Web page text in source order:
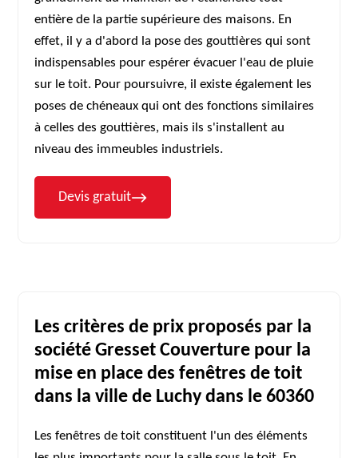
entière de la partie supérieure des maisons. En
effet, il y a d'abord la pose des gouttières qui sont
indispensables pour espérer évacuer l'eau de pluie
sur le toit. Pour poursuivre, il existe également les
poses de chéneaux qui ont des fonctions similaires
à celles des gouttières, mais ils s'installent au
niveau des immeubles industriels.
Devis gratuit
Les critères de prix proposés par la
société Gresset Couverture pour la
mise en place des fenêtres de toit
dans la ville de Luchy dans le 60360
Les fenêtres de toit constituent l'un des éléments